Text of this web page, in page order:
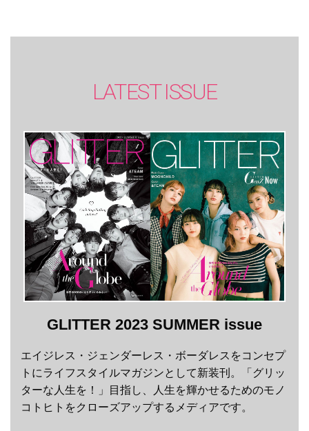
LATEST ISSUE
GLITTER 2023 SUMMER issue
エイジレス・ジェンダーレス・ボーダレスをコンセプ
トにライフスタイルマガジンとして新装刊。「グリッ
ターな人生を！」目指し、人生を輝かせるためのモノ
コトヒトをクローズアップするメディアです。